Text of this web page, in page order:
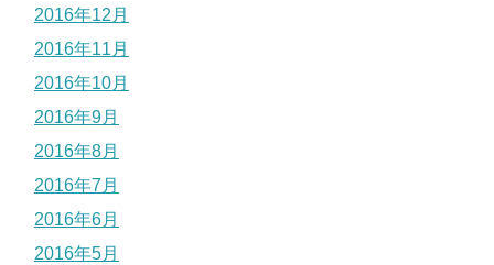
2016年12月
2016年11月
2016年10月
2016年9月
2016年8月
2016年7月
2016年6月
2016年5月